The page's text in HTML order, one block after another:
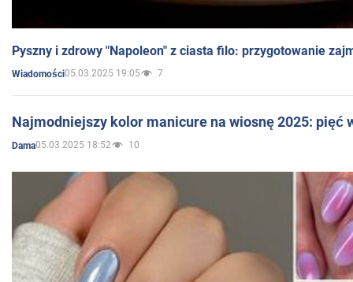
Pyszny i zdrowy "Napoleon" z ciasta filo: przygotowanie
Wiadomości05.03.2025 19:05 7
Najmodniejszy kolor manicure na wiosnę 2025: pięć
Dama05.03.2025 18:52 10